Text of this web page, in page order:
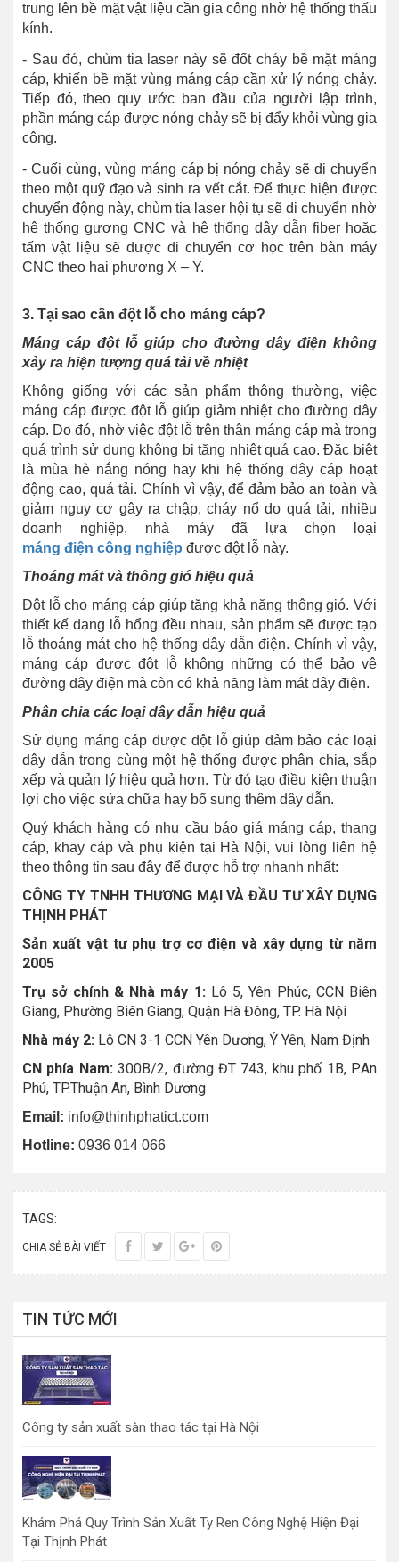
trung lên bề mặt vật liệu cần gia công nhờ hệ thống thấu
kính.
- Sau đó, chùm tia laser này sẽ đốt cháy bề mặt máng
cáp, khiến bề mặt vùng máng cáp cần xử lý nóng chảy.
Tiếp đó, theo quy ước ban đầu của người lập trình,
phần máng cáp được nóng chảy sẽ bị đẩy khỏi vùng gia
công.
- Cuối cùng, vùng máng cáp bị nóng chảy sẽ di chuyển
theo một quỹ đạo và sinh ra vết cắt. Để thực hiện được
chuyển động này, chùm tia laser hội tụ sẽ di chuyển nhờ
hệ thống gương CNC và hệ thống dây dẫn fiber hoặc
tấm vật liệu sẽ được di chuyển cơ học trên bàn máy
CNC theo hai phương X – Y.
3. Tại sao cần đột lỗ cho máng cáp?
Máng cáp đột lỗ giúp cho đường dây điện không
xảy ra hiện tượng quá tải về nhiệt
Không giống với các sản phẩm thông thường, việc
máng cáp được đột lỗ giúp giảm nhiệt cho đường dây
cáp. Do đó, nhờ việc đột lỗ trên thân máng cáp mà trong
quá trình sử dụng không bị tăng nhiệt quá cao. Đặc biệt
là mùa hè nắng nóng hay khi hệ thống dây cáp hoạt
động cao, quá tải. Chính vì vậy, để đảm bảo an toàn và
giảm nguy cơ gây ra chập, cháy nổ do quá tải, nhiều
doanh nghiệp, nhà máy đã lựa chọn loại
máng điện công nghiệp được đột lỗ này.
Thoáng mát và thông gió hiệu quả
Đột lỗ cho máng cáp giúp tăng khả năng thông gió. Với
thiết kế dạng lỗ hổng đều nhau, sản phẩm sẽ được tạo
lỗ thoáng mát cho hệ thống dây dẫn điện. Chính vì vậy,
máng cáp được đột lỗ không những có thể bảo vệ
đường dây điện mà còn có khả năng làm mát dây điện.
Phân chia các loại dây dẫn hiệu quả
Sử dụng máng cáp được đột lỗ giúp đảm bảo các loại
dây dẫn trong cùng một hệ thống được phân chia, sắp
xếp và quản lý hiệu quả hơn. Từ đó tạo điều kiện thuận
lợi cho việc sửa chữa hay bổ sung thêm dây dẫn.
Quý khách hàng có nhu cầu báo giá máng cáp, thang
cáp, khay cáp và phụ kiện tại Hà Nội, vui lòng liên hệ
theo thông tin sau đây để được hỗ trợ nhanh nhất:
CÔNG TY TNHH THƯƠNG MẠI VÀ ĐẦU TƯ XÂY DỰNG
THỊNH PHÁT
Sản xuất vật tư phụ trợ cơ điện và xây dựng từ năm
2005
Trụ sở chính & Nhà máy 1: Lô 5, Yên Phúc, CCN Biên
Giang, Phường Biên Giang, Quận Hà Đông, TP. Hà Nội
Nhà máy 2: Lô CN 3-1 CCN Yên Dương, Ý Yên, Nam Định
CN phía Nam:300B/2, đường ĐT 743, khu phố 1B, P.An
Phú, TP.Thuận An, Bình Dương
Email: info@thinhphatict.com
Hotline: 0936 014 066
TAGS:
CHIA SẺ BÀI VIẾT
TIN TỨC MỚI
Công ty sản xuất sàn thao tác tại Hà Nội
Khám Phá Quy Trình Sản Xuất Ty Ren Công Nghệ Hiện Đại
Tại Thịnh Phát